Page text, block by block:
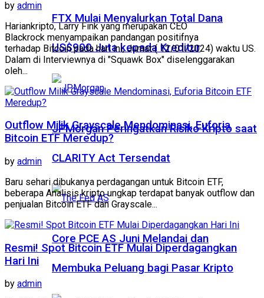
FTX Mulai Menyalurkan Total Dana
US$900 Juta kepada Kreditur
JPMorgan Peringatkan Risiko Kripto saat
CLARITY Act Tersendat
Core PCE AS Juni Melandai dan
Membuka Peluang bagi Pasar Kripto
by admin
Hariankripto, Larry Fink yang merupakan CEO
Blackrock menyampaikan pandangan positifnya
terhadap Bitcoin pada hari ini, Jumat ( 12/01/2024) waktu US.
Dalam di Interviewnya di "Squawk Box" diselenggarakan
oleh...
Outflow Milik Grayscale Mendominasi, Euforia
Bitcoin ETF Meredup?
by admin
Baru sehari dibukanya perdagangan untuk Bitcoin ETF,
beberapa Analisis kripto ungkap terdapat banyak outflow dan
penjualan Bitcoin ETF dan Grayscale...
Resmi! Spot Bitcoin ETF Mulai Diperdagangkan
Hari Ini
by admin